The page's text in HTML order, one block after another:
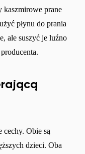
kaszmirowe prane
płynu do prania
ale suszyć je luźno
cechy. Obie są
dzieci. Oba